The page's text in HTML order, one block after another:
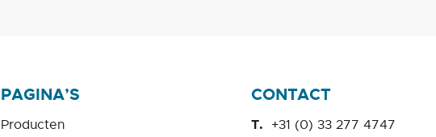
PAGINA’S
Producten
CONTACT
+31 (0) 33 277 4747